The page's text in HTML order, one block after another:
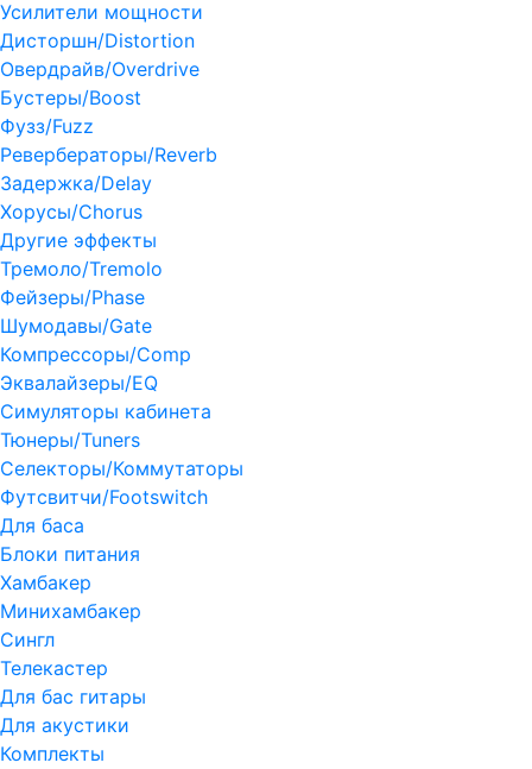
Усилители мощности
Дисторшн/Distortion
Овердрайв/Overdrive
Бустеры/Boost
Фузз/Fuzz
Ревербераторы/Reverb
Задержка/Delay
Хорусы/Chorus
Другие эффекты
Тремоло/Tremolo
Фейзеры/Phase
Шумодавы/Gate
Компрессоры/Comp
Эквалайзеры/EQ
Симуляторы кабинета
Тюнеры/Tuners
Селекторы/Коммутаторы
Футсвитчи/Footswitch
Для баса
Блоки питания
Хамбакер
Минихамбакер
Сингл
Телекастер
Для бас гитары
Для акустики
Комплекты